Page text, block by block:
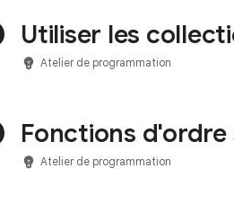
Utiliser les
emoji_objects Atelier de programmation
Fonctions
emoji_objects Atelier de programmation